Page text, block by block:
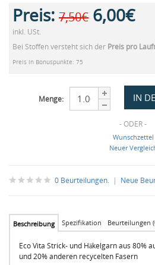
Preis: 7,50€ 6,00€
inkl. USt.
Bei Stoffen versteht sich der Preis pro
Preis in Bonuspunkte: 75
Menge:
- ODER -
Wunschzettel
Neuer
0 Beurteilungen. | Neue
Beschreibung Spezifikation Beurteilungen
Eco Vita Strick- und Häkelgarn aus 80%
und 20% anderen recycelten Fasern